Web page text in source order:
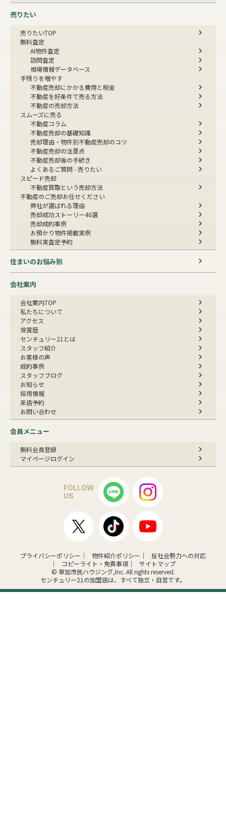
売りたい
売りたいTOP
無料査定
AI物件査定
訪問査定
相場情報データベース
手残りを増やす
不動産売却にかかる費用と税金
不動産を好条件で売る方法
不動産の売却方法
スムーズに売る
不動産コラム
不動産売却の基礎知識
売却理由・物件別不動産売却のコツ
不動産売却の注意点
不動産売却後の手続き
よくあるご質問 - 売りたい
スピード売却
不動産買取という売却方法
不動産のご売却お任せください
弊社が選ばれる理由
売却成功ストーリー40選
売却成約事例
お預かり物件掲載実例
無料実査定予約
住まいのお悩み別
会社案内
会社案内TOP
私たちについて
アクセス
受賞歴
センチュリー21とは
スタッフ紹介
お客様の声
成約事例
スタッフブログ
お知らせ
採用情報
来店予約
お問い合わせ
会員メニュー
無料会員登録
マイページログイン
FOLLOW
US
プライバシーポリシー 物件紹介ポリシー
反社会勢力への対応
コピーライト・免責事項
サイトマップ
© 草加市民ハウジング,Inc. All rights reserved.
センチュリー21の加盟店は、すべて独立・自営です。